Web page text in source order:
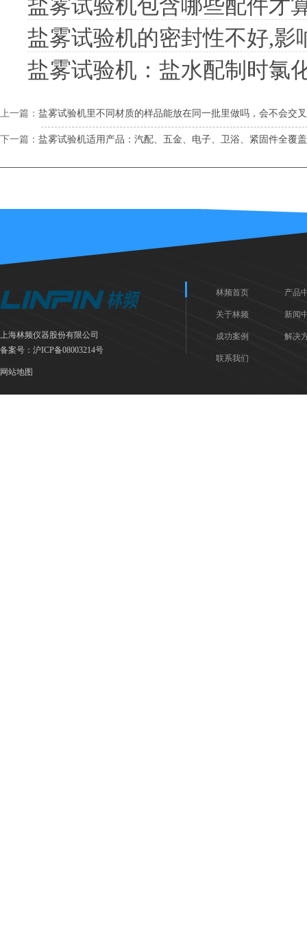
盐雾试验机包含哪些配件才
盐雾试验机的密封性不好,影
盐雾试验机：盐水配制时氯
上一篇： 盐雾试验机里不同材质的样品能放在同一批里做吗，会不会交
下一篇： 盐雾试验机适用产品：汽配、五金、电子、卫浴、紧固件全覆盖
上海林频仪器股份有限公司
备案号： 沪ICP备08003214号
网站地图
林频首页 产品
关于林频 新闻
成功案例 解决
联系我们